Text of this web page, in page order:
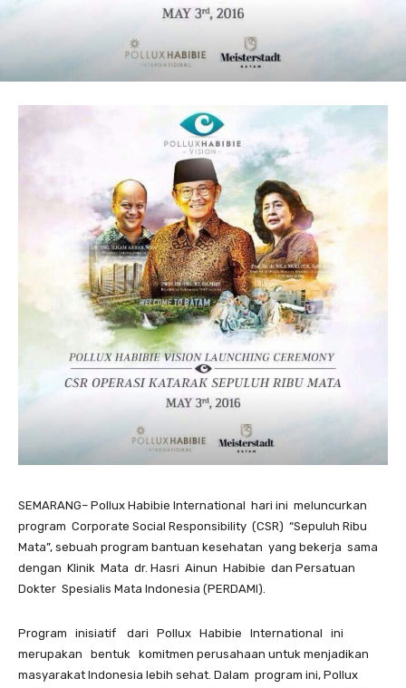
SEMARANG– Pollux Habibie International hari ini meluncurkan
program Corporate Social Responsibility (CSR) “Sepuluh Ribu
Mata”, sebuah program bantuan kesehatan yang bekerja sama
dengan Klinik Mata dr. Hasri Ainun Habibie dan Persatuan
Dokter Spesialis Mata Indonesia (PERDAMI).
Program inisiatif dari Pollux Habibie International ini
merupakan bentuk komitmen perusahaan untuk menjadikan
masyarakat Indonesia lebih sehat. Dalam program ini, Pollux